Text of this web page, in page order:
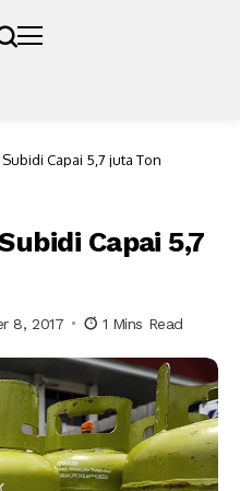
Capai 5,7 juta Ton
Capai 5,7
8, 2017 1 Mins Read